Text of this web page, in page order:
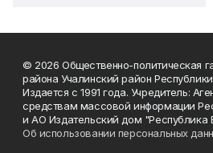
© 2026 Общественно-политическая
района Учалинский район
Издается с 1991 года. Учредитель:
средствам массовой информации
и АО Издательский дом "Республика
Об использовании персональных